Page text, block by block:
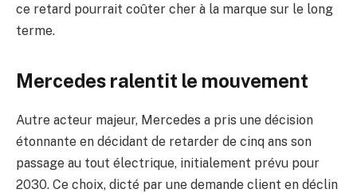
ce retard pourrait coûter cher à la marque sur le long
terme.
Mercedes ralentit le mouvement
Autre acteur majeur, Mercedes a pris une décision
étonnante en décidant de retarder de cinq ans son
passage au tout électrique, initialement prévu pour
2030. Ce choix, dicté par une demande client en déclin